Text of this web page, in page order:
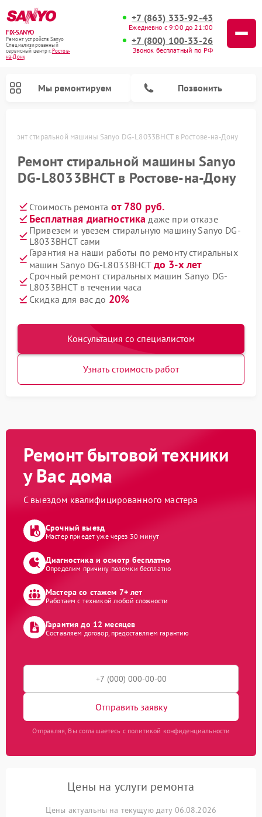
FIX-SANYO
Ремонт устройств Sanyo
Специализированный
cервисный центр г.Ростов-
на-Дону
+7 (863) 333-92-43
Ежедневно с 9:00 до 21:00
+7 (800) 100-33-26
Звонок бесплатный по РФ
Мы ремонтируем Позвонить
Ремонт стиральной машины Sanyo DG-L8033BHCT в Ростове-на-Дону
Ремонт стиральной машины Sanyo
DG-L8033BHCT в Ростове-на-Дону
Стоимость ремонта от 780 руб.
Бесплатная диагностика даже при отказе
Привезем и увезем стиральную машину Sanyo DG-
L8033BHCT сами
Гарантия на наши работы по ремонту стиральных
машин Sanyo DG-L8033BHCT до 3-х лет
Срочный ремонт стиральных машин Sanyo DG-
L8033BHCT в течении часа
Скидка для вас до 20%
Консультация со специалистом
Узнать стоимость работ
Ремонт бытовой техники
у Вас дома
С выездом квалифицированного мастера
Срочный выезд
Мастер приедет уже через 30 минут
Диагностика и осмотр бесплатно
Определим причину поломки бесплатно
Мастера со стажем 7+ лет
Работаем с техникой любой сложности
Гарантия до 12 месяцев
Составляем договор, предоставляем гарантию
Отправить заявку
Отправляя, Вы соглашаетесь с политикой конфиденциальности
Цены на услуги ремонта
Цены актуальны на текущую дату 06.08.2026